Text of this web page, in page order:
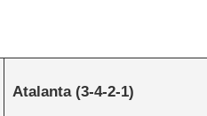
Atalanta (3-4-2-1)